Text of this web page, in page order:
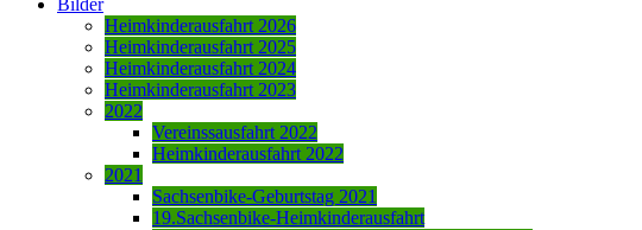
Heimkinderausfahrt 2026
Heimkinderausfahrt 2025
Heimkinderausfahrt 2024
Heimkinderausfahrt 2023
2022
Vereinssausfahrt 2022
Heimkinderausfahrt 2022
2021
Sachsenbike-Geburtstag 2021
19.Sachsenbike-Heimkinderausfahrt